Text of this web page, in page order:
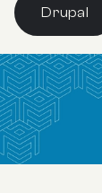
Drupal